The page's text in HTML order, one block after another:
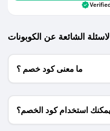
الشائعة عن الكوبونات
ما معنى كود خصم ؟
استخدام كود الخصم؟